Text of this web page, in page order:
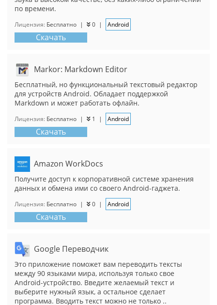
по времени.
Лицензия: Бесплатно | 0 | Android
Скачать
Markor: Markdown Editor
Бесплатный, но функциональный текстовый редактор
для устройств Android. Обладает поддержкой
Markdown и может работать офлайн.
Лицензия: Бесплатно | 1 | Android
Скачать
Amazon WorkDocs
Получите доступ к корпоративной системе хранения
данных и обмена ими со своего Android-гаджета.
Лицензия: Бесплатно | 0 | Android
Скачать
Google Переводчик
Это приложение поможет вам переводить тексты
между 90 языками мира, используя только свое
Android-устройство. Введите желаемый текст и
выберите нужный язык, а остальное сделает
программа. Вводить текст можно не только ..